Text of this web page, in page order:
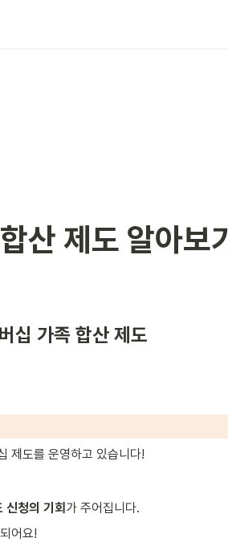
산 제도 알아보기
십 가족 합산 제도
제도를 운영하고 있습니다!
신청의 기회 가 주어집니다.
되어요!